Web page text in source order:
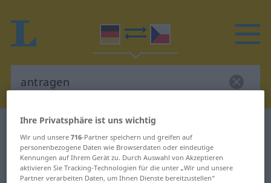
Deutsch-Tschechisch Wörterbuch
Deutsch-Tschechisch Übersetzung
für "antragen"
Ihre Privatsphäre ist uns wichtig
Wir und unsere716-Partner speichern und greifen auf
personenbezogene Daten wie Browserdaten oder eindeutige
Kennungen auf Ihrem Gerät zu. Durch Auswahl von Akzeptieren
aktivieren Sie Tracking-Technologien für die unter „Wir und unsere
Partner verarbeiten Daten, um Ihnen Dienste bereitzustellen“